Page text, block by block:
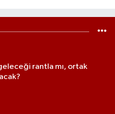
rantla mı, ortak